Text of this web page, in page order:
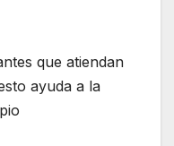
que atiendan
ayuda a la